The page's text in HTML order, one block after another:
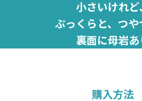
小さいけれど
ぷっくらと、つや
裏面に母岩あ
購入方法